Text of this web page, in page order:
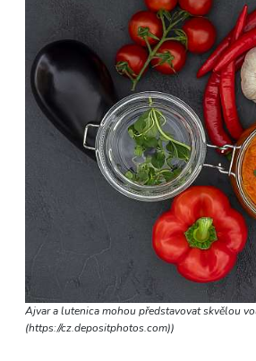
Ajvar a lutenica mohou představovat skvělou
(https://cz.depositphotos.com))